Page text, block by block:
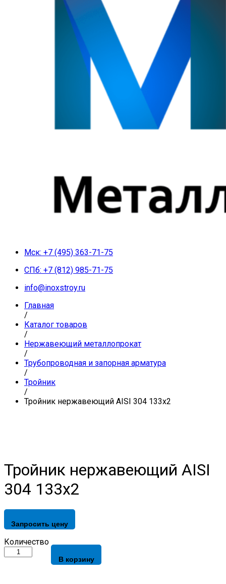
Мск: +7 (495) 363-71-75
СПб: +7 (812) 985-71-75
info@inoxstroy.ru
Главная
/
Каталог товаров
/
Нержавеющий металлопрокат
/
Трубопроводная и запорная арматура
/
Тройник
/
Тройник нержавеющий AISI 304 133х2
Тройник нержавеющий AISI
304 133х2
Запросить цену
Тройник
нержавеющий
Количество
В корзину